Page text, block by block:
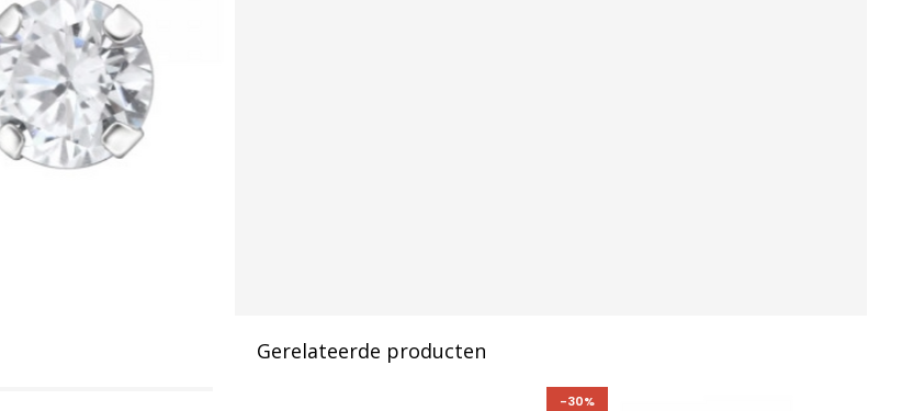
Gerelateerde producten
-30%